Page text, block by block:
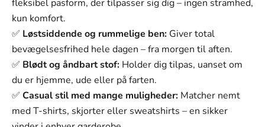
4XL
fleksibel pasform, der tilpasser sig dig – ingen stramhed,
kun komfort.
✅ Løstsiddende og rummelige ben: Giver total
bevægelsesfrihed hele dagen – fra morgen til aften.
✅ Blødt og åndbart stof: Holder dig tilpas, uanset om
du er hjemme, ude eller på farten.
✅ Casual stil med mange muligheder: Matcher nemt
med T-shirts, skjorter eller sweatshirts – en sikker